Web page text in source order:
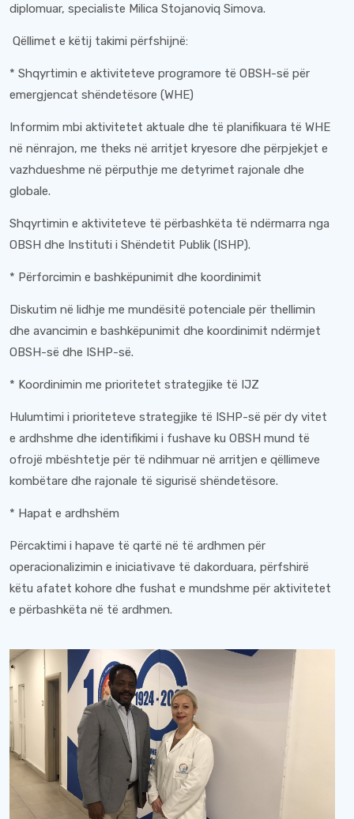
diplomuar, specialiste Milica Stojanoviq Simova.
Qëllimet e këtij takimi përfshijnë:
* Shqyrtimin e aktiviteteve programore të OBSH-së për
emergjencat shëndetësore (WHE)
Informim mbi aktivitetet aktuale dhe të planifikuara të WHE
në nënrajon, me theks në arritjet kryesore dhe përpjekjet e
vazhdueshme në përputhje me detyrimet rajonale dhe
globale.
Shqyrtimin e aktiviteteve të përbashkëta të ndërmarra nga
OBSH dhe Instituti i Shëndetit Publik (ISHP).
* Përforcimin e bashkëpunimit dhe koordinimit
Diskutim në lidhje me mundësitë potenciale për thellimin
dhe avancimin e bashkëpunimit dhe koordinimit ndërmjet
OBSH-së dhe ISHP-së.
* Koordinimin me prioritetet strategjike të IJZ
Hulumtimi i prioriteteve strategjike të ISHP-së për dy vitet
e ardhshme dhe identifikimi i fushave ku OBSH mund të
ofrojë mbështetje për të ndihmuar në arritjen e qëllimeve
kombëtare dhe rajonale të sigurisë shëndetësore.
* Hapat e ardhshëm
Përcaktimi i hapave të qartë në të ardhmen për
operacionalizimin e iniciativave të dakorduara, përfshirë
këtu afatet kohore dhe fushat e mundshme për aktivitetet
e përbashkëta në të ardhmen.